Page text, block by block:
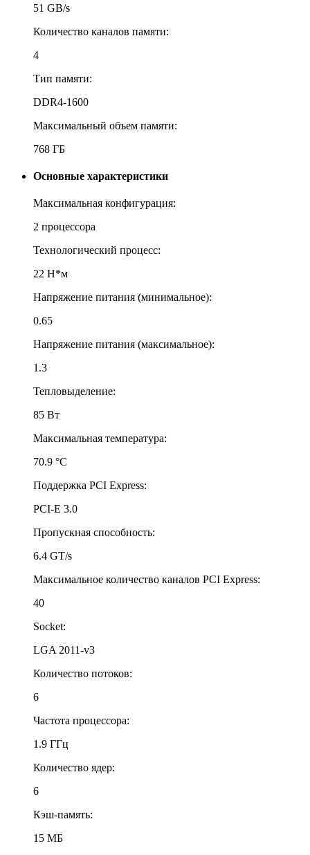
51 GB/s
Количество каналов памяти:
4
Тип памяти:
DDR4-1600
Максимальный объем памяти:
768 ГБ
Основные характеристики
Максимальная конфигурация:
2 процессора
Технологический процесс:
22 Н*м
Напряжение питания (минимальное):
0.65
Напряжение питания (максимальное):
1.3
Тепловыделение:
85 Вт
Максимальная температура:
70.9 °С
Поддержка PCI Express:
PCI-E 3.0
Пропускная способность:
6.4 GT/s
Максимальное количество каналов PCI Express:
40
Socket:
LGA 2011-v3
Количество потоков:
6
Частота процессора:
1.9 ГГц
Количество ядер:
6
Кэш-память:
15 МБ